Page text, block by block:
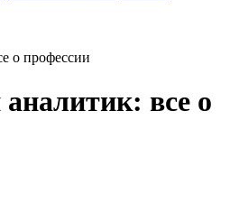
о профессии
все о